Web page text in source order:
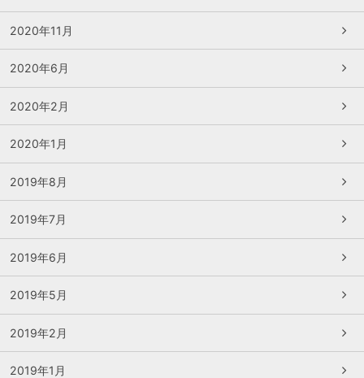
2020年11月
2020年6月
2020年2月
2020年1月
2019年8月
2019年7月
2019年6月
2019年5月
2019年2月
2019年1月